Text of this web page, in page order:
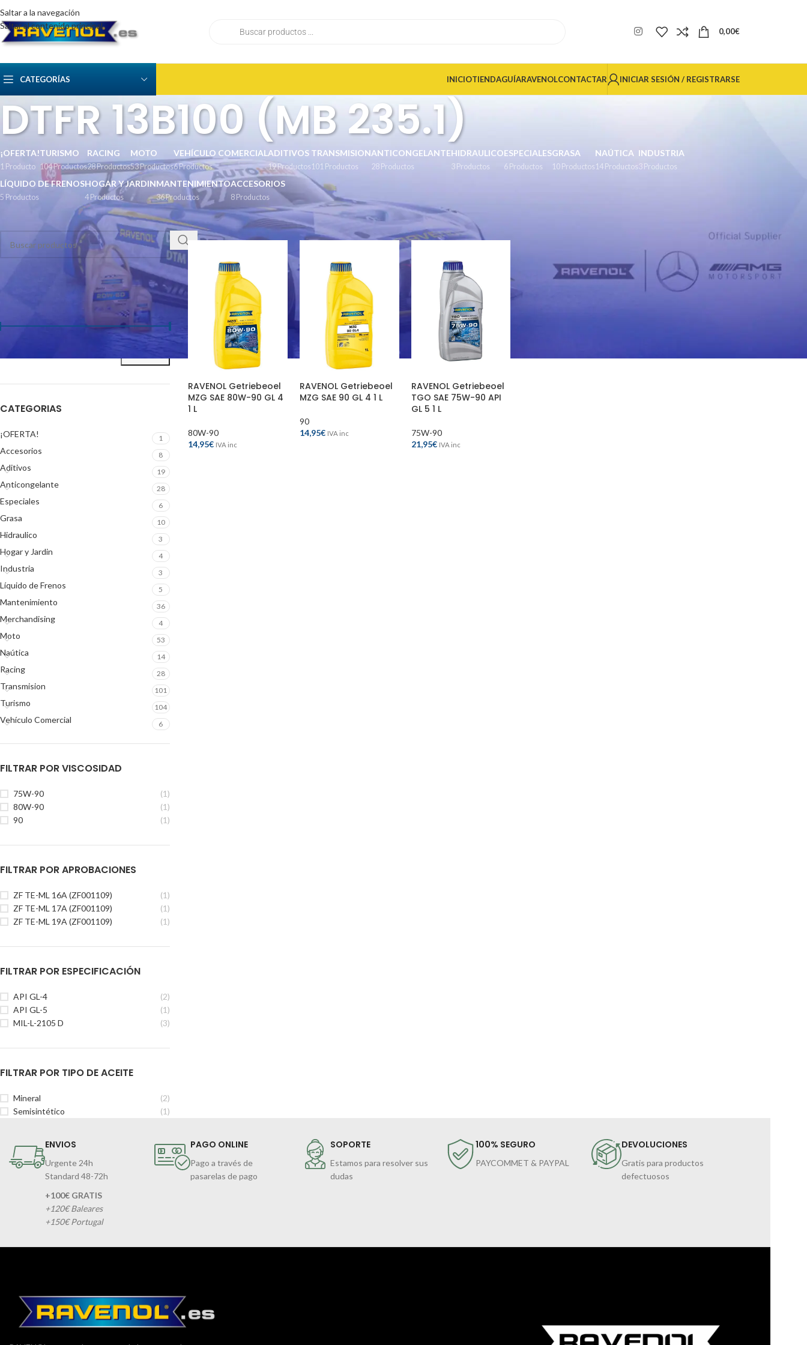
Saltar a la navegación
Saltar al contenido principal
0,00€
CATEGORÍAS INICIOTIENDAGUÍARAVENOLCONTACTAR INICIAR SESIÓN / REGISTRARSE
DTFR 13B100 (MB 235.1)
¡OFERTA!
1 Producto
TURISMO
104 Productos
RACING
28 Productos
MOTO
53 Productos
VEHÍCULO COMERCIAL
6 Productos
ADITIVOS
19 Productos
TRANSMISION
101 Productos
ANTICONGELANTE
28 Productos
HIDRAULICO
3 Productos
ESPECIALES
6 Productos
GRASA
10 Productos
NAÚTICA
14 Productos
INDUSTRIA
3 Productos
LÍQUIDO DE FRENOS
5 Productos
HOGAR Y JARDIN
4 Productos
MANTENIMIENTO
36 Productos
ACCESORIOS
8 Productos
FILTRAR POR PRECIO
CATEGORIAS
¡OFERTA! 1
Accesorios 8
Aditivos 19
Anticongelante 28
Especiales 6
Grasa 10
Hidraulico 3
Hogar y Jardin 4
Industria 3
Líquido de Frenos 5
Mantenimiento 36
Merchandising 4
Moto 53
Naútica 14
Racing 28
Transmision 101
Turismo 104
Vehículo Comercial 6
FILTRAR POR VISCOSIDAD
75W-90
(1)
80W-90
(1)
90
(1)
FILTRAR POR APROBACIONES
ZF TE-ML 16A (ZF001109)
(1)
ZF TE-ML 17A (ZF001109)
(1)
ZF TE-ML 19A (ZF001109)
(1)
FILTRAR POR ESPECIFICACIÓN
API GL-4
(2)
API GL-5
(1)
MIL-L-2105 D
(3)
FILTRAR POR TIPO DE ACEITE
Mineral
(2)
Semisintético
(1)
Inicio/ Recomendaciones del producto / DTFR 13B100 (MB 235.1) Mostrar
RAVENOL Getriebeoel
MZG SAE 80W-90 GL 4
1 L
80W-90
14,95€ IVA inc
RAVENOL Getriebeoel
MZG SAE 90 GL 4 1 L
90
14,95€ IVA inc
RAVENOL Getriebeoel
TGO SAE 75W-90 API
GL 5 1 L
75W-90
21,95€ IVA inc
ENVIOS
Urgente 24h
Standard 48-72h
+100€ GRATIS
+120€ Baleares
+150€ Portugal
PAGO ONLINE
Pago a través de
pasarelas de pago
SOPORTE
Estamos para resolver sus
dudas
100% SEGURO
PAYCOMMET & PAYPAL
DEVOLUCIONES
Gratis para productos
defectuosos